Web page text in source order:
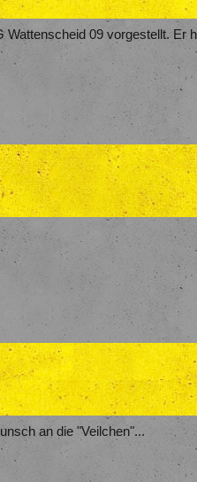
09 vorgestellt. Er
an die "Veilchen"...